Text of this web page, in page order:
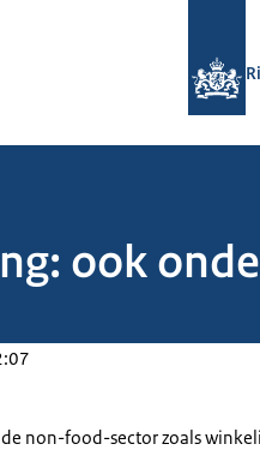
ook
non-food-sector zoals